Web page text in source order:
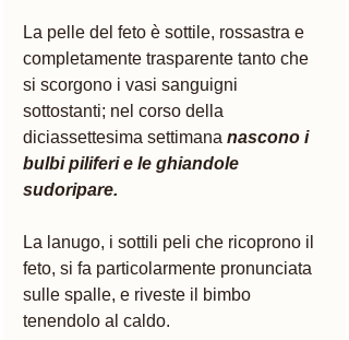
La pelle del feto è sottile, rossastra e
completamente trasparente tanto che
si scorgono i vasi sanguigni
sottostanti; nel corso della
diciassettesima settimana nascono i
bulbi piliferi e le ghiandole
sudoripare.
La lanugo, i sottili peli che ricoprono il
feto, si fa particolarmente pronunciata
sulle spalle, e riveste il bimbo
tenendolo al caldo.